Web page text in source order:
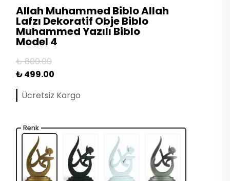
Allah Muhammed Biblo Allah
Lafzı Dekoratif Obje Biblo
Muhammed Yazılı Biblo
Model 4
₺ 800.00
₺ 499.00
Ücretsiz Kargo
Renk